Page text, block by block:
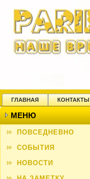
ГЛАВНАЯ КОНТАКТЫ
МЕНЮ
ПОВСЕДНЕВНО
СОБЫТИЯ
НОВОСТИ